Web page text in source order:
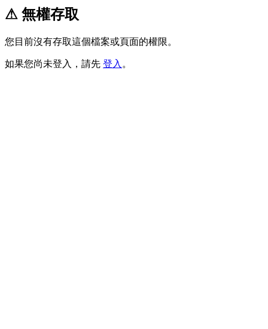
⚠ 無權存取
您目前沒有存取這個檔案或頁面的權限。
如果您尚未登入，請先 登入 。